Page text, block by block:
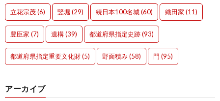
立花宗茂(6) 竪堀 (29) 続日本100名城(60) 織田家 (11)
豊臣家 (7) 遺構(39) 都道府県指定史跡(93)
都道府県指定重要文化財(5) 野面積み(58) 門 (95)
アーカイブ